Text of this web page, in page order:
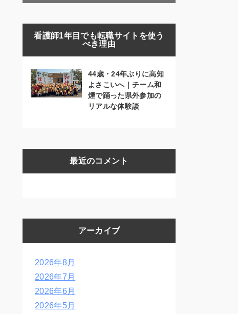
看護師1年目でも転職サイトを使う
べき理由
44歳・24年ぶりに高知
よさこいへ｜チーム和
煙で踊った県外参加の
リアルな体験談
最近のコメント
アーカイブ
2026年8月
2026年7月
2026年6月
2026年5月